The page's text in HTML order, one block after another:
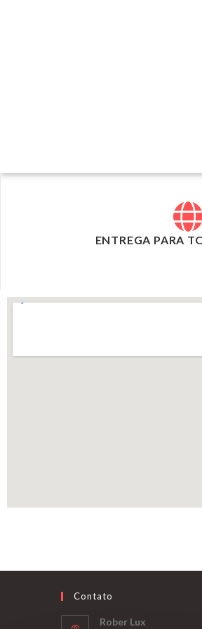
ENTREGA PARA
Contato
Rober Lux